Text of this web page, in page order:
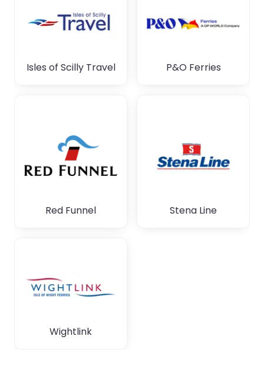
Isles of Scilly Travel P&O Ferries
Red Funnel Stena Line
Wightlink